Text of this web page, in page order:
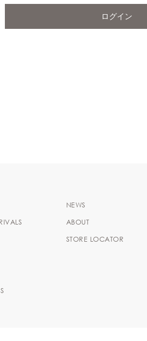
ログイン
NEWS
ABOUT
STORE LOCATOR